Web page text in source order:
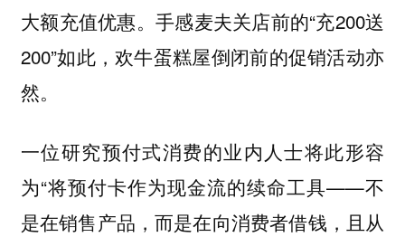
大额充值优惠。手感麦夫关店前的“充200送
200”如此，欢牛蛋糕屋倒闭前的促销活动亦
然。
一位研究预付式消费的业内人士将此形容
为“将预付卡作为现金流的续命工具——不
是在销售产品，而是在向消费者借钱，且从